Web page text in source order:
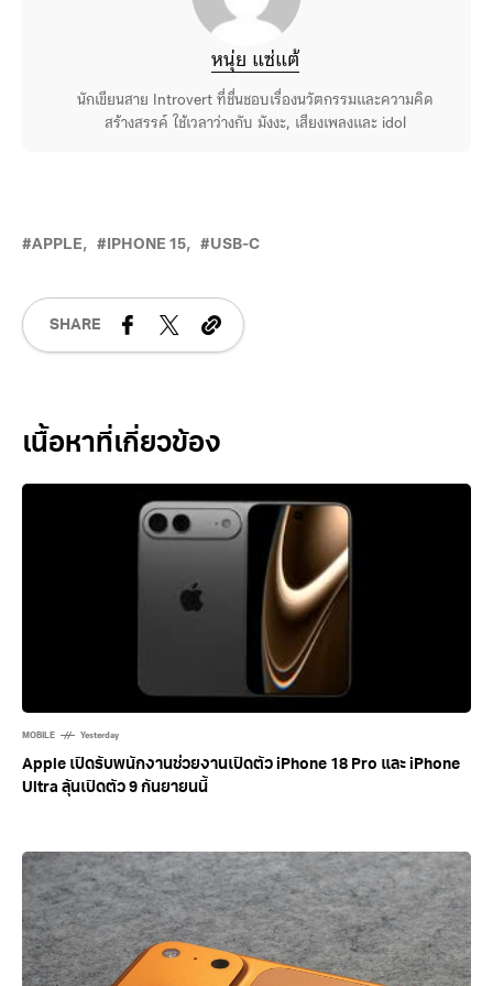
หนุ่ย แซ่แต้
นักเขียนสาย Introvert ที่ชื่นชอบเรื่องนวัตกรรมและความคิด
สร้างสรรค์ ใช้เวลาว่างกับ มังงะ, เสียงเพลงและ idol
APPLE IPHONE 15 USB-C
SHARE
Related Posts
MOBILE Yesterday
Apple เปิดรับพนักงานช่วยงานเปิดตัว iPhone 18 Pro และ iPhone
Ultra ลุ้นเปิดตัว 9 กันยายนนี้